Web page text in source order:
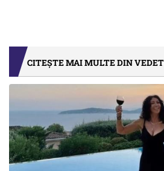
CITEȘTE MAI MULTE DIN